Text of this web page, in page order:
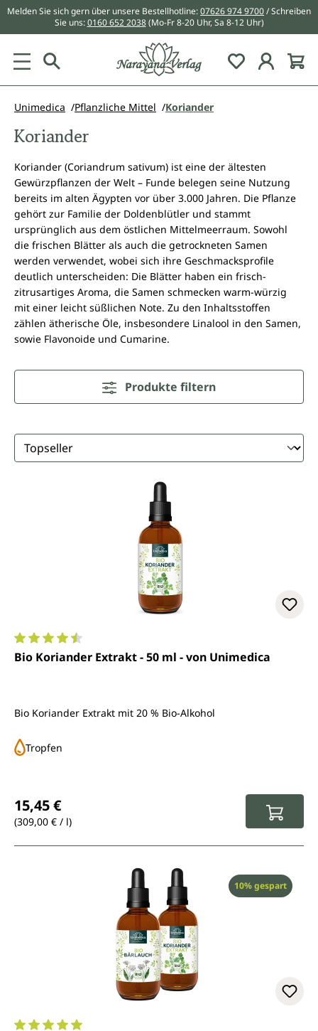
springen
Melden Sie sich gern über unsere Bestellhotline:07626 974 9700/ Schreiben
Sie uns:0160 652 2038 (Mo-Fr 8-20 Uhr, Sa 8-12 Uhr)
Du hast 0
Unimedica Pflanzliche Mittel Koriander
Koriander
Koriander (Coriandrum sativum) ist eine der ältesten
Gewürzpflanzen der Welt – Funde belegen seine Nutzung
bereits im alten Ägypten vor über 3.000 Jahren. Die Pflanze
gehört zur Familie der Doldenblütler und stammt
ursprünglich aus dem östlichen Mittelmeerraum. Sowohl
die frischen Blätter als auch die getrockneten Samen
werden verwendet, wobei sich ihre Geschmacksprofile
deutlich unterscheiden: Die Blätter haben ein frisch-
zitrusartiges Aroma, die Samen schmecken warm-würzig
mit einer leicht süßlichen Note. Zu den Inhaltsstoffen
zählen ätherische Öle, insbesondere Linalool in den Samen,
sowie Flavonoide und Cumarine.
Produkte filtern
Durchschnittliche Bewertung von 4.5 von 5 Sternen
Bio Koriander Extrakt - 50 ml - von Unimedica
Bio Koriander Extrakt mit 20 % Bio-Alkohol
Tropfen
15,45 €
(309,00 € / l)
Rabatt
10% gespart